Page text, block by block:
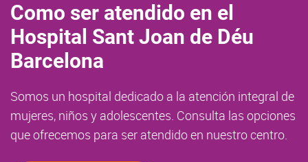
Como ser atendido en el
Hospital Sant Joan de Déu
Barcelona
Somos un hospital dedicado a la atención integral de
mujeres, niños y adolescentes. Consulta las opciones
que ofrecemos para ser atendido en nuestro centro.